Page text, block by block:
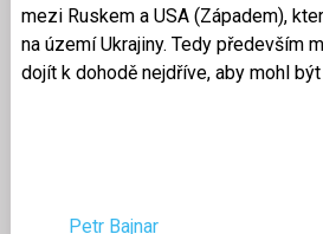
mezi Ruskem a USA (Západem),
na území Ukrajiny. Tedy především
dojít k dohodě nejdříve, aby mohl
Petr Bajnar